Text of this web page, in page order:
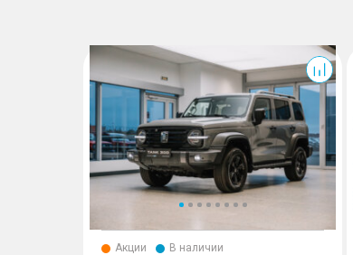
300
Акции В наличии